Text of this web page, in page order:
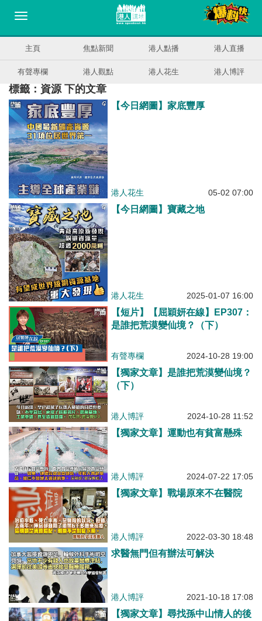
主頁 焦點新聞 港人點播 港人直播
有聲專欄 港人觀點 港人花生 港人博評
標籤：資源 下的文章
【今日網圖】家底豐厚
港人花生 05-02 07:00
【今日網圖】寶藏之地
港人花生 2025-01-07 16:00
【短片】【屈穎妍在線】EP307：
是誰把荒漠變仙境？（下）
有聲專欄 2024-10-28 19:00
【獨家文章】是誰把荒漠變仙境？
（下）
港人博評 2024-10-28 11:52
【獨家文章】運動也有貧富懸殊
港人博評 2024-07-22 17:05
【獨家文章】戰場原來不在醫院
港人博評 2022-03-30 18:48
求醫無門但有辦法可解決
港人博評 2021-10-18 17:08
【獨家文章】尋找孫中山情人的後